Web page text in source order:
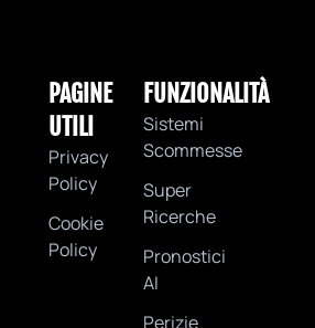
PAGINE
UTILI
Privacy
Policy
Cookie
Policy
FUNZIONALITÀ
Sistemi
Scommesse
Super
Ricerche
Pronostici
AI
Perizie